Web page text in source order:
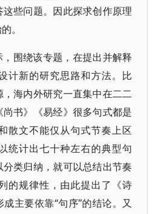
些问题。因此探求创作原理
。
围绕该专题，在提出并解释
计新的研究思路和方法。比
海内外研究一直集中在二二
书》《易经》很多句式都是
散文不能仅从句式节奏上区
统计出七十种左右的典型句
类归纳，就可以总结出节奏
的规律性，由此提出了《诗
主要依靠“句序”的结论。又